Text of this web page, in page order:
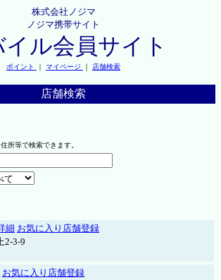
株式会社ノジマ
ノジマ携帯サイト
イル会員サイト
ポイント ｜ マイページ ｜ 店舗検索
店舗検索
所等で検索できます。
細 お気に入り店舗登録
2-3-9
お気に入り店舗登録